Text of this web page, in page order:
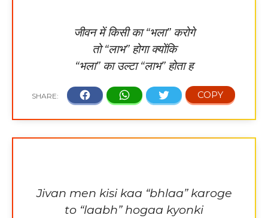
जीवन में किसी का “भला” करोगे
तो “लाभ” होगा क्योंकि
“भला” का उल्टा “लाभ” होता ह
Jivan men kisi kaa “bhlaa” karoge
to “laabh” hogaa kyonki